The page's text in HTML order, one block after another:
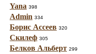
Yana 398
Admin 334
Борис Ассеев 320
Скилеф 305
Белков Альберт 299